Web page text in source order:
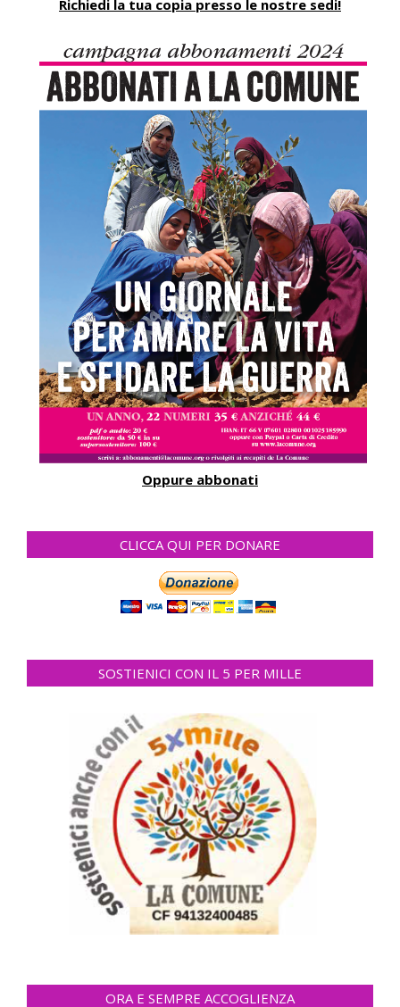
Richiedi la tua copia presso le nostre sedi!
Oppure abbonati
CLICCA QUI PER DONARE
SOSTIENICI CON IL 5 PER MILLE
ORA E SEMPRE ACCOGLIENZA